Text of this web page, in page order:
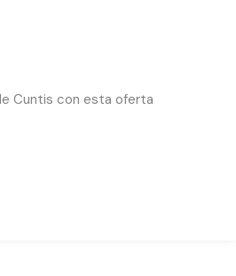
Cuntis con esta oferta